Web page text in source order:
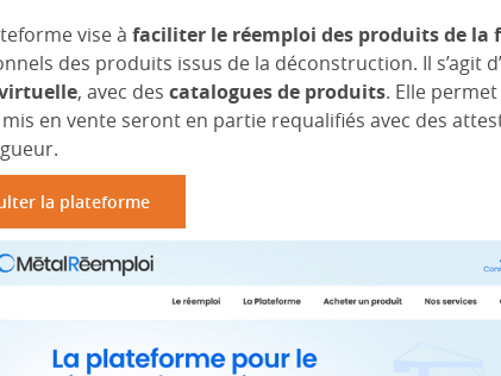
vise à faciliter le réemploi des produits de
des produits issus de la déconstruction. Il s’agit
, avec des catalogues de produits. Elle permet
en vente seront en partie requalifiés avec des
la plateforme